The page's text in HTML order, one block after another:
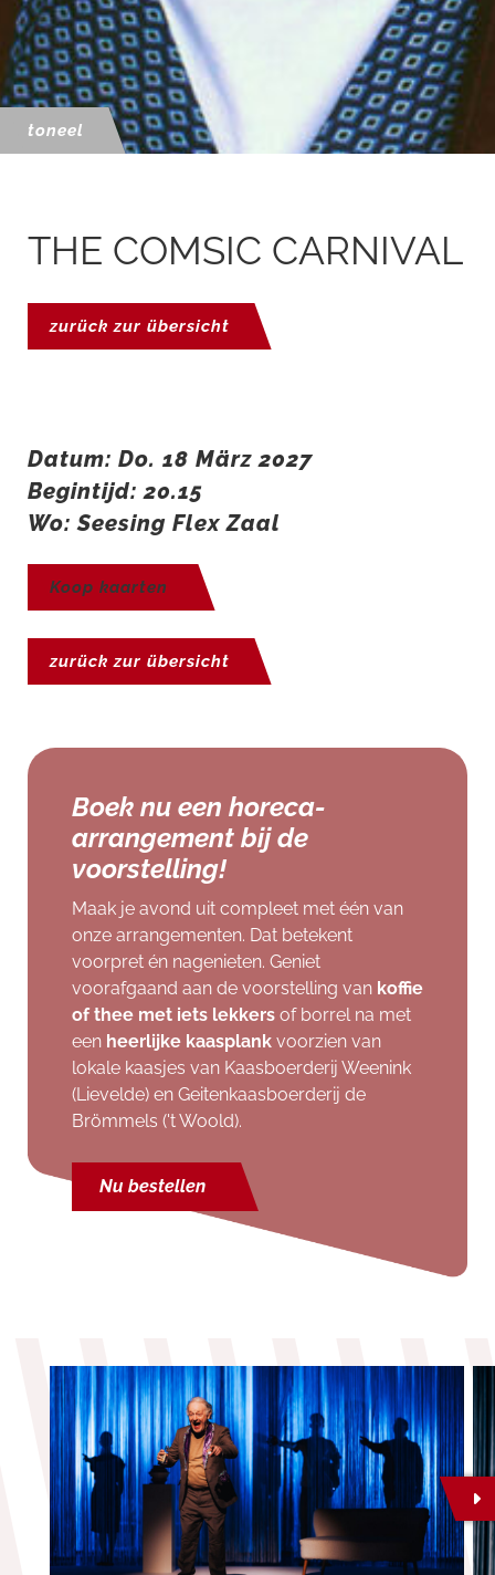
toneel
THE COMSIC CARNIVAL
zurück zur übersicht
Datum: Do. 18 März 2027
Begintijd: 20.15
Wo: Seesing Flex Zaal
Koop kaarten
zurück zur übersicht
Boek nu een horeca-
arrangement bij de
voorstelling!
Maak je avond uit compleet met één van
onze arrangementen. Dat betekent
voorpret én nagenieten. Geniet
voorafgaand aan de voorstelling van koffie
of thee met iets lekkers of borrel na met
een heerlijke kaasplank voorzien van
lokale kaasjes van Kaasboerderij Weenink
(Lievelde) en Geitenkaasboerderij de
Brömmels ('t Woold).
Nu bestellen